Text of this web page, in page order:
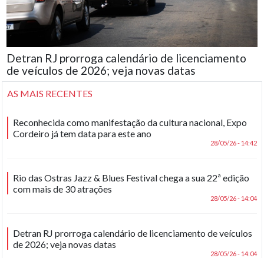
Detran RJ prorroga calendário de licenciamento
de veículos de 2026; veja novas datas
AS MAIS RECENTES
Reconhecida como manifestação da cultura nacional, Expo
Cordeiro já tem data para este ano
28/05/26 - 14:42
Rio das Ostras Jazz & Blues Festival chega a sua 22ª edição
com mais de 30 atrações
28/05/26 - 14:04
Detran RJ prorroga calendário de licenciamento de veículos
de 2026; veja novas datas
28/05/26 - 14:04